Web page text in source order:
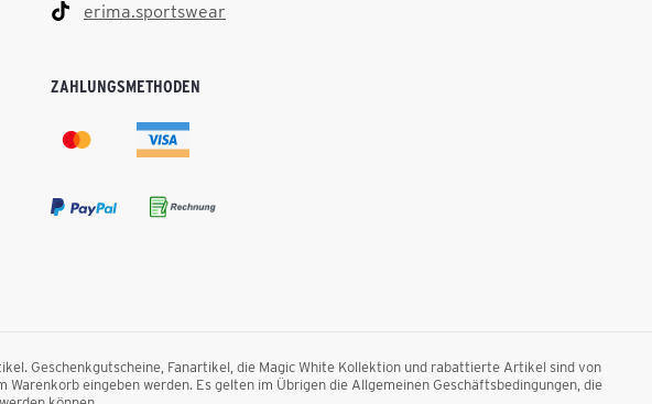
erima.sportswear
ZAHLUNGSMETHODEN
Geschenkgutscheine, Fanartikel, die Magic White Kollektion und rabattierte Artikel sind von
eingeben werden. Es gelten im Übrigen die Allgemeinen Geschäftsbedingungen, die